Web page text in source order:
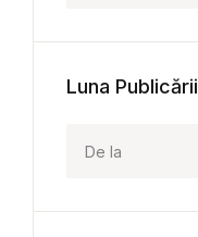
Luna Publicării